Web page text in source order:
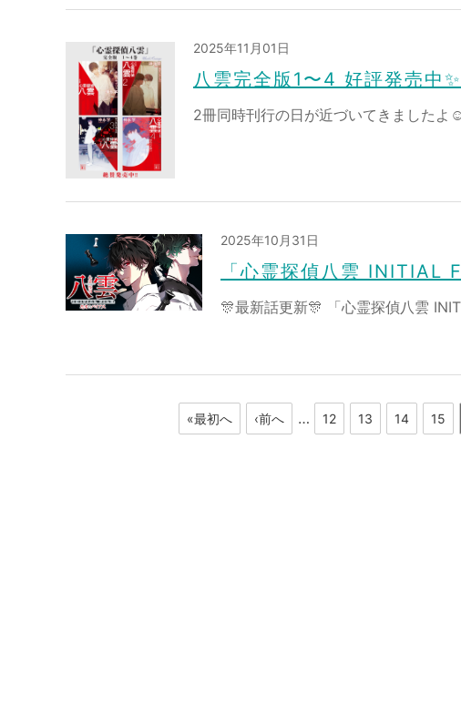
2025年11月01日
八雲完全版1〜4 好評発売中✨
2冊同時刊行の日が近づいてきました
2025年10月31日
「心霊探偵八雲 INITIAL
🎊最新話更新🎊 「心霊探偵八雲
«最初へ ‹前へ … 12 13 14 15